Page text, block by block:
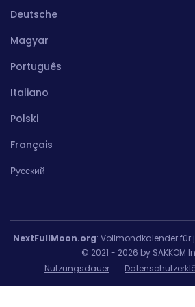
Deutsche
Magyar
Português
Italiano
Polski
Français
Pусский
NextFullMoon.org: Vollmondkalender für
© 2021 - 2026 by SAKKOM
Nutzungsdauer